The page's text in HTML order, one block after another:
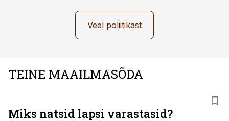
Veel poliitikast
TEINE MAAILMASÕDA
Miks natsid lapsi varastasid?